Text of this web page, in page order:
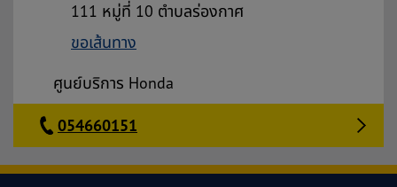
111 หมู่ที่ 10 ตำบลร่องกาศ
ขอเส้นทาง
ศูนย์บริการ Honda
054660151